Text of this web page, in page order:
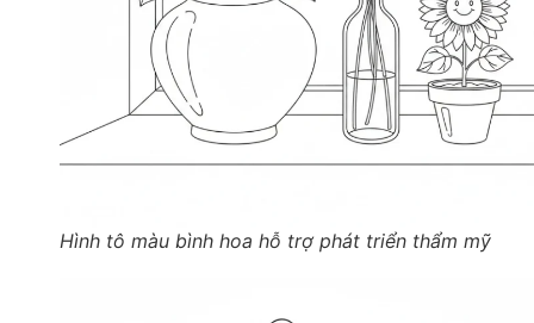
Hình tô màu bình hoa hỗ trợ phát triển thẩm mỹ